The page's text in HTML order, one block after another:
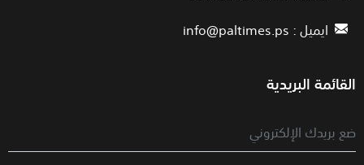
ايميل :info@paltimes.ps
القائمة البريدية